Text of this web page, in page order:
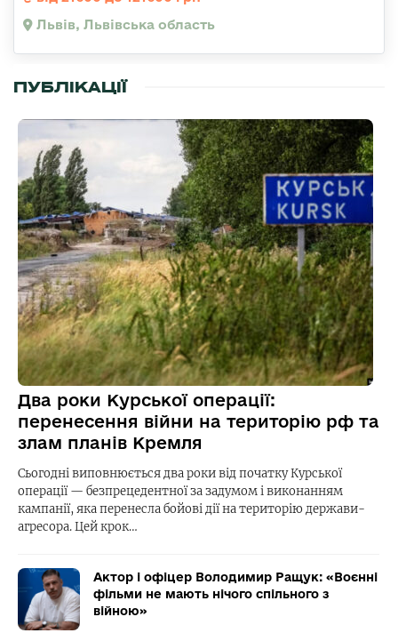
Львів, Львівська область
ПУБЛІКАЦІЇ
Два роки Курської операції:
перенесення війни на територію рф та
злам планів Кремля
Сьогодні виповнюється два роки від початку Курської
операції — безпрецедентної за задумом і виконанням
кампанії, яка перенесла бойові дії на територію держави-
агресора. Цей крок…
Актор і офіцер Володимир Ращук: «Воєнні
фільми не мають нічого спільного з
війною»